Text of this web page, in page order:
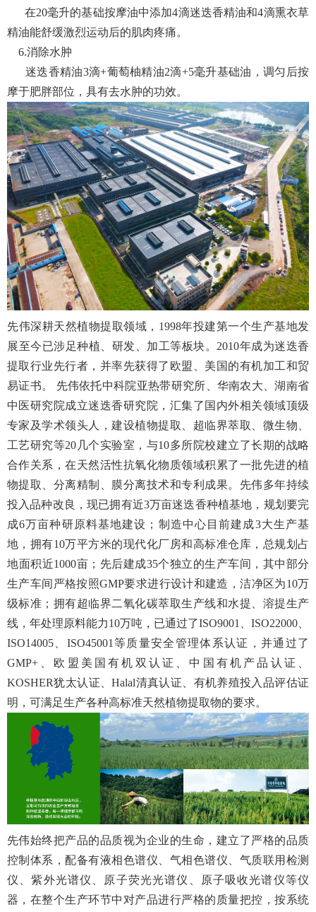
在20毫升的基础按摩油中添加4滴迷迭香精油和4滴熏衣草
精油能舒缓激烈运动后的肌肉疼痛。
6.消除水肿
迷迭香精油3滴+葡萄柚精油2滴+5毫升基础油，调匀后按
摩于肥胖部位，具有去水肿的功效。
先伟深耕天然植物提取领域，1998年投建第一个生产基地发
展至今已涉足种植、研发、加工等板块。2010年成为迷迭香
提取行业先行者，并率先获得了欧盟、美国的有机加工和贸
易证书。
先伟依托中科院亚热带研究所、华南农大、湖南省
中医研究院成立迷迭香研究院，汇集了国内外相关领域顶级
专家及学术领头人，建设植物提取、超临界萃取、微生物、
工艺研究等20几个实验室，与10多所院校建立了长期的战略
合作关系，在天然活性抗氧化物质领域积累了一批先进的植
物提取、分离精制、膜分离技术和专利成果。 先伟多年持续
投入品种改良，现已拥有近3万亩迷迭香种植基地，规划要完
成6万亩种研原料基地建设；制造中心目前建成3大生产基
地，拥有10万平方米的现代化厂房和高标准仓库，总规划占
地面积近1000亩；先后建成35个独立的生产车间，其中部分
生产车间严格按照GMP要求进行设计和建造，洁净区为10万
级标准；拥有超临界二氧化碳萃取生产线和水提、溶提生产
线，年处理原料能力10万吨，已通过了ISO9001、ISO22000、
ISO14005、ISO45001等质量安全管理体系认证，并通过了
GMP+、欧盟美国有机双认证、中国有机产品认证、
KOSHER犹太认证、Halal清真认证、有机养殖投入品评估证
明，可满足生产各种高标准天然植物提取物的要求。
先伟始终把产品的品质视为企业的生命，建立了严格的品质
控制体系，配备有液相色谱仪、气相色谱仪、气质联用检测
仪、紫外光谱仪、原子荧光光谱仪、原子吸收光谱仪等仪
器，在整个生产环节中对产品进行严格的质量把控，按系统